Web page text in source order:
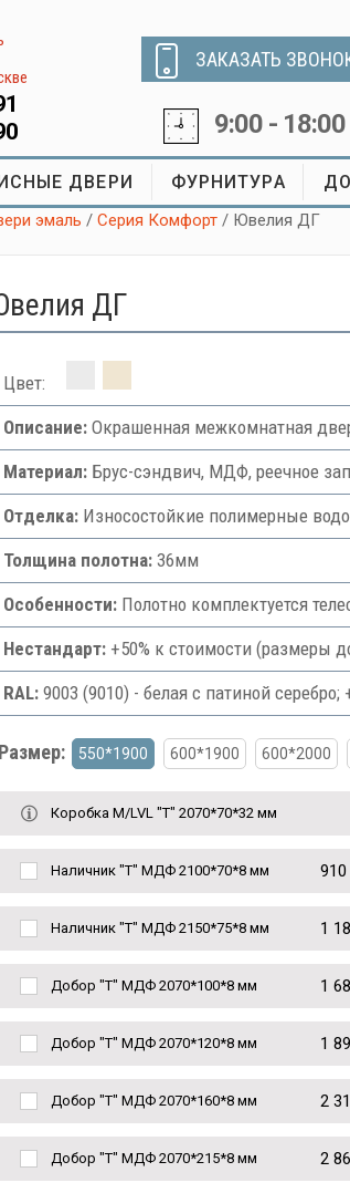
ЗАКАЗАТЬ
9:00 - 18:00
ДВЕРИ ФУРНИТУРА
эмаль /Серия Комфорт / Ювелия ДГ
ДГ
Цвет:
Описание:Окрашенная межкомнатная
Материал:Брус-сэндвич, МДФ, реечное
Отделка:Износостойкие полимерные
Толщина полотна:36мм
Особенности:Полотно комплектуется
Нестандарт:+50% к стоимости (размеры
RAL:9003 (9010) - белая с патиной серебро;
Размер: 550*1900 600*1900 600*2000
Коробка М/LVL "Т" 2070*70*32 мм
Наличник "Т" МДФ 2100*70*8 мм
Наличник "Т" МДФ 2150*75*8 мм 1
Добор "Т" МДФ 2070*100*8 мм 1
Добор "Т" МДФ 2070*120*8 мм 1
Добор "Т" МДФ 2070*160*8 мм 2
Добор "Т" МДФ 2070*215*8 мм 2